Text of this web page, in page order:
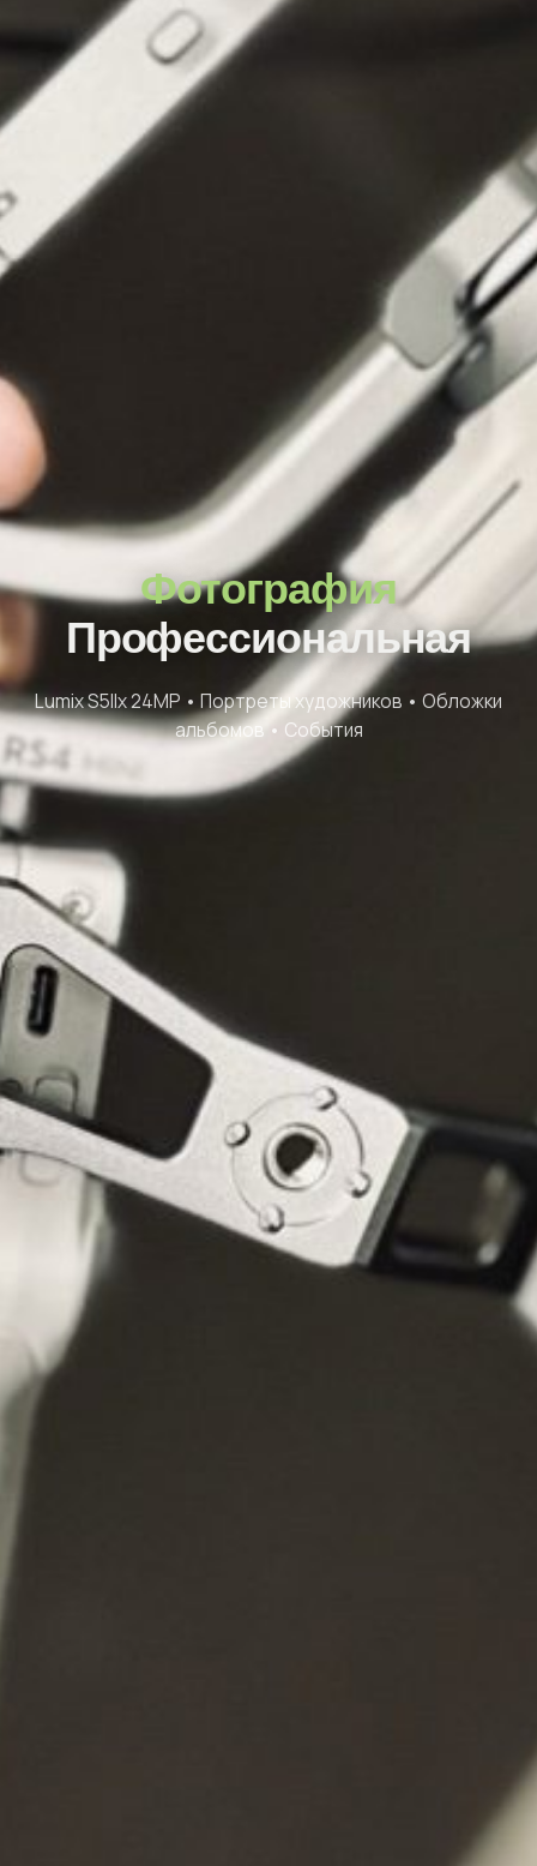
Фотография
Профессиональная
Lumix S5IIx 24MP • Портреты художников • Обложки
альбомов • События